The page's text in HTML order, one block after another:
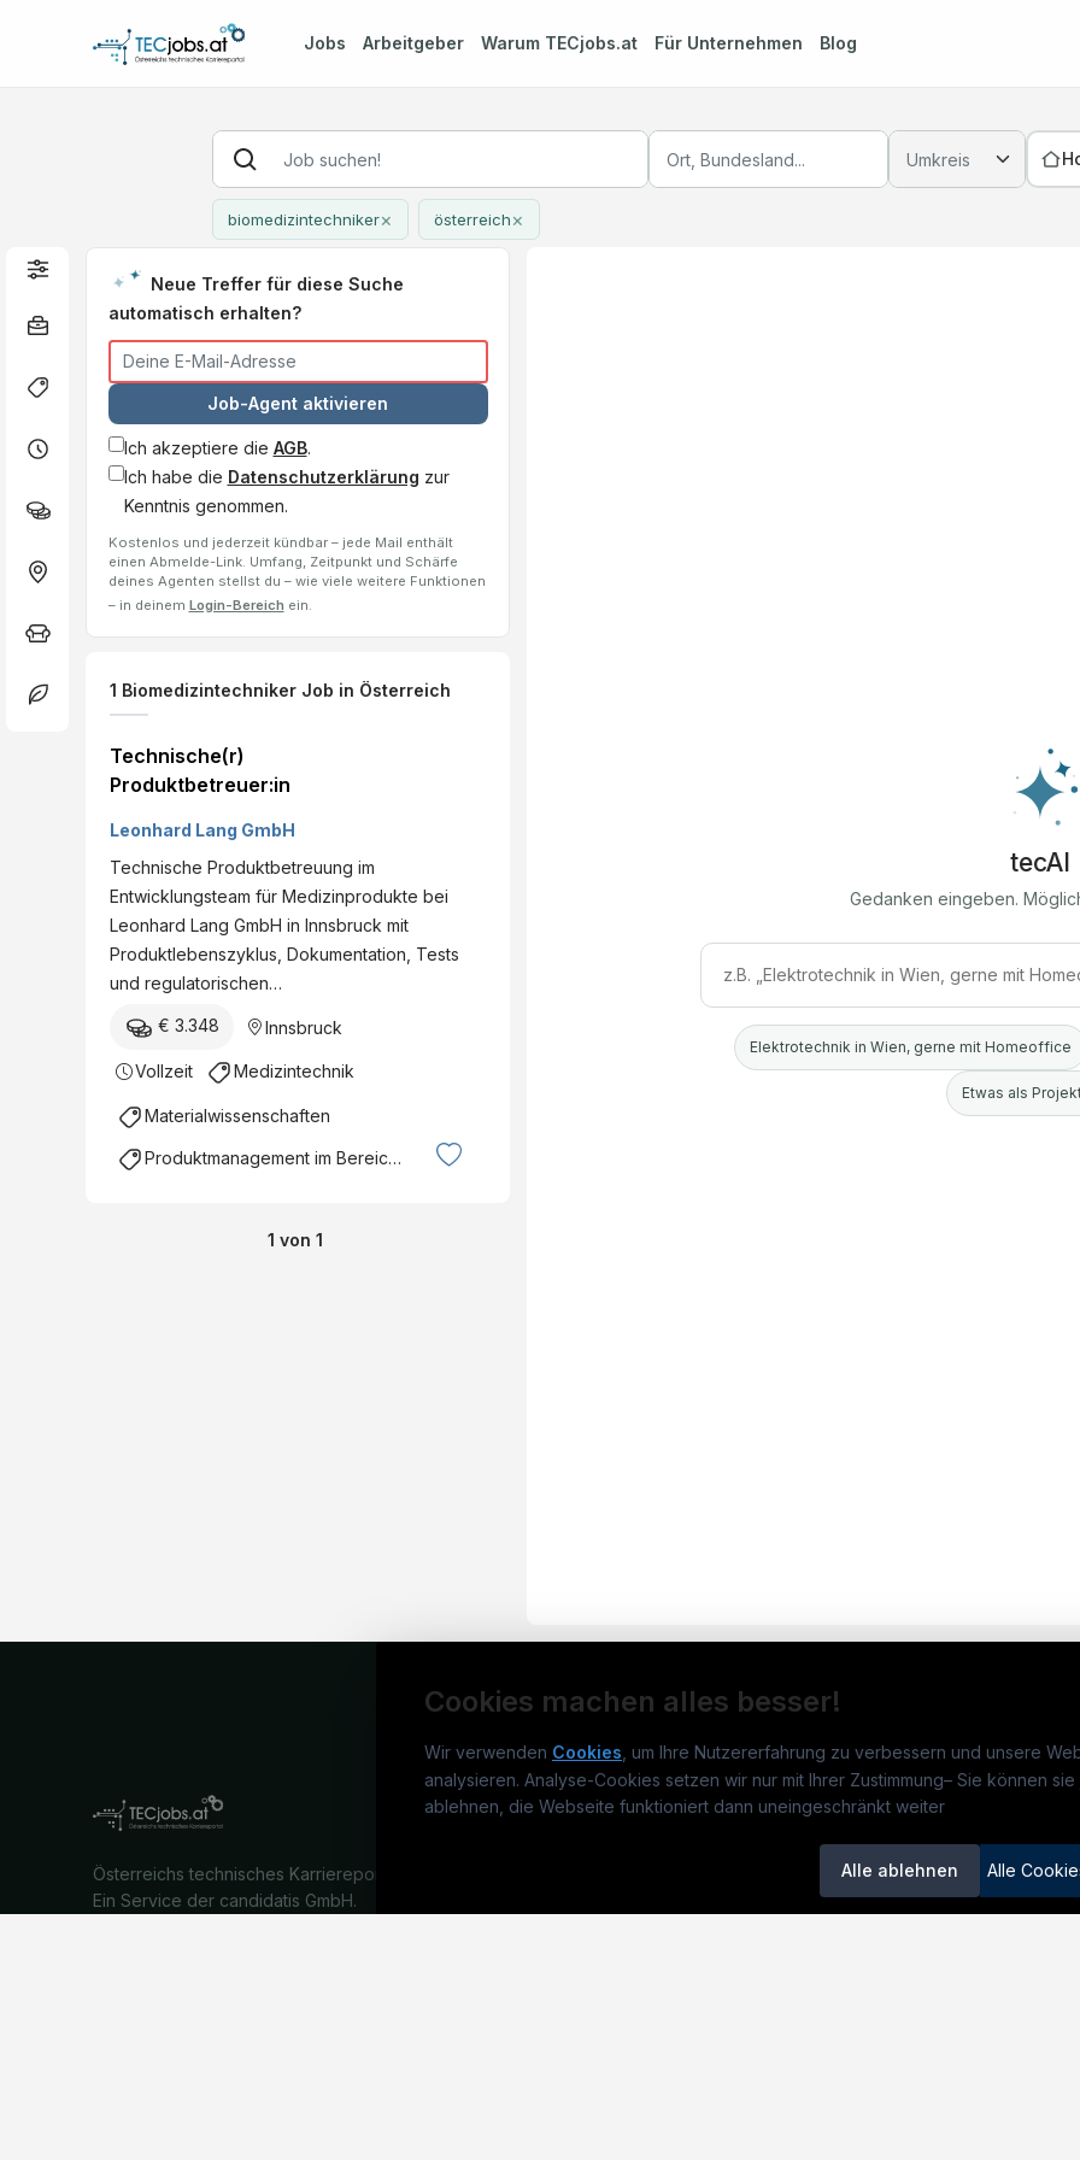
Jobs Arbeitgeber Warum TECjobs.at Für Unternehmen Blog
biomedizintechniker× österreich×
Neue Treffer für diese Suche
automatisch erhalten?
Job-Agent aktivieren
Ich akzeptiere die AGB.
Ich habe die Datenschutzerklärung zur
Kenntnis genommen.
Kostenlos und jederzeit kündbar – jede Mail enthält
einen Abmelde-Link. Umfang, Zeitpunkt und Schärfe
deines Agenten stellst du – wie viele weitere Funktionen
– in deinem Login-Bereich ein.
1 Biomedizintechniker Job in Österreich
Technische(r)
Produktbetreuer:in
Leonhard Lang GmbH
Technische Produktbetreuung im
Entwicklungsteam für Medizinprodukte bei
Leonhard Lang GmbH in Innsbruck mit
Produktlebenszyklus, Dokumentation, Tests
und regulatorischen…
€ 3.348 Innsbruck
Vollzeit Medizintechnik
Materialwissenschaften
Produktmanagement im Bereich Ingenieurswesen
1 von 1
tecAI
Gedanken eingeben.
Elektrotechnik in Wien, gerne mit Homeoffice
Etwas als
Cookies machen alles besser!
Wir verwenden Cookies , um Ihre Nutzererfahrung zu verbessern und unsere
analysieren. Analyse-Cookies setzen wir nur mit Ihrer Zustimmung– Sie können
ablehnen, die Webseite funktioniert dann uneingeschränkt weiter
Alle ablehnen Alle
Österreichs technisches Karriereportal.
Ein Service der candidatis GmbH.
TECjobs.at Jobs
Jobs in Wien